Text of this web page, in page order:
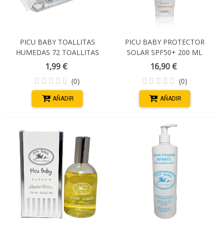
PICU BABY TOALLITAS
HUMEDAS 72 TOALLITAS
CON TAPA
1,99 €
(0)
AÑADIR
PICU BABY PROTECTOR
SOLAR SPF50+ 200 ML
16,90 €
(0)
AÑADIR